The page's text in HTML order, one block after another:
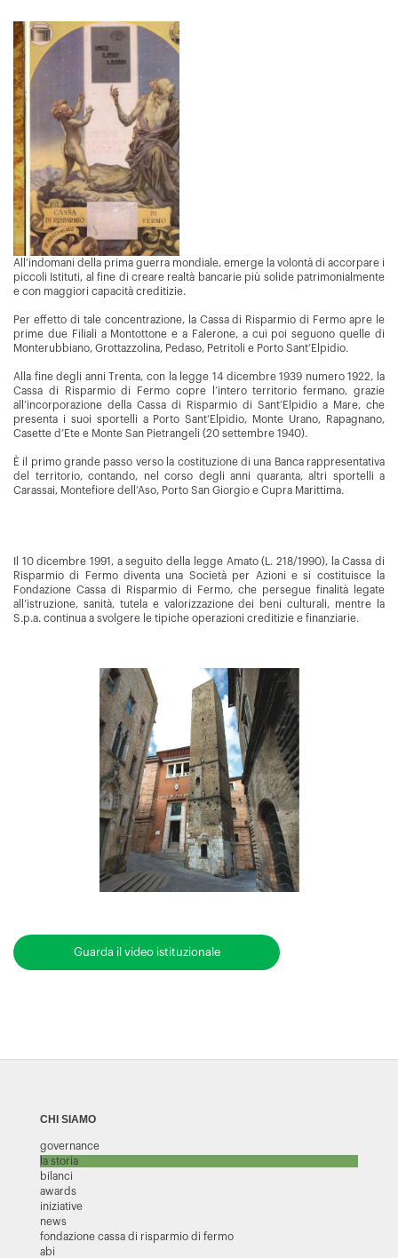
All’indomani della prima guerra mondiale, emerge la volontà di accorpare i
piccoli Istituti, al fine di creare realtà bancarie più solide patrimonialmente
e con maggiori capacità creditizie.
Per effetto di tale concentrazione, la Cassa di Risparmio di Fermo apre le
prime due Filiali a Montottone e a Falerone, a cui poi seguono quelle di
Monterubbiano, Grottazzolina, Pedaso, Petritoli e Porto Sant’Elpidio.
Alla fine degli anni Trenta, con la legge 14 dicembre 1939 numero 1922, la
Cassa di Risparmio di Fermo copre l’intero territorio fermano, grazie
all’incorporazione della Cassa di Risparmio di Sant’Elpidio a Mare, che
presenta i suoi sportelli a Porto Sant’Elpidio, Monte Urano, Rapagnano,
Casette d’Ete e Monte San Pietrangeli (20 settembre 1940).
È il primo grande passo verso la costituzione di una Banca rappresentativa
del territorio, contando, nel corso degli anni quaranta, altri sportelli a
Carassai, Montefiore dell’Aso, Porto San Giorgio e Cupra Marittima.
Il 10 dicembre 1991, a seguito della legge Amato (L. 218/1990), la Cassa di
Risparmio di Fermo diventa una Società per Azioni e si costituisce la
Fondazione Cassa di Risparmio di Fermo, che persegue finalità legate
all’istruzione, sanità, tutela e valorizzazione dei beni culturali, mentre la
S.p.a. continua a svolgere le tipiche operazioni creditizie e finanziarie.
Guarda il video istituzionale
CHI SIAMO
governance
la storia
bilanci
awards
iniziative
news
fondazione cassa di risparmio di fermo
abi